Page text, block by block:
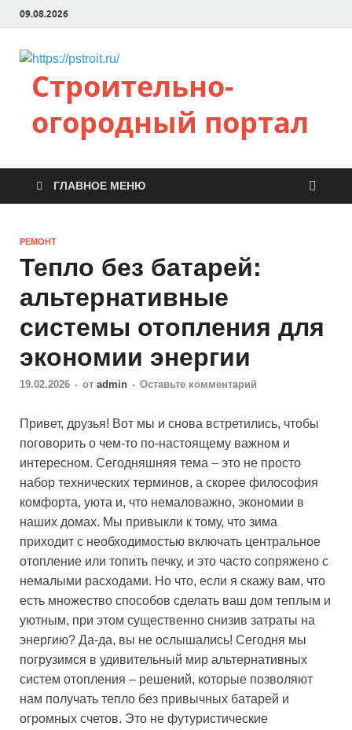
09.08.2026
Строительно-
огородный портал
ГЛАВНОЕ МЕНЮ
РЕМОНТ
Тепло без батарей:
альтернативные
системы отопления для
экономии энергии
19.02.2026 - от admin - Оставьте комментарий
Привет, друзья! Вот мы и снова встретились, чтобы
поговорить о чем-то по-настоящему важном и
интересном. Сегодняшняя тема – это не просто
набор технических терминов, а скорее философия
комфорта, уюта и, что немаловажно, экономии в
наших домах. Мы привыкли к тому, что зима
приходит с необходимостью включать центральное
отопление или топить печку, и это часто сопряжено с
немалыми расходами. Но что, если я скажу вам, что
есть множество способов сделать ваш дом теплым и
уютным, при этом существенно снизив затраты на
энергию? Да-да, вы не ослышались! Сегодня мы
погрузимся в удивительный мир альтернативных
систем отопления – решений, которые позволяют
нам получать тепло без привычных батарей и
огромных счетов. Это не футуристические